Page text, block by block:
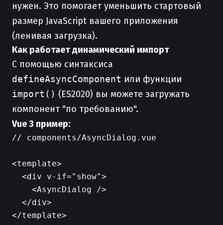
нужен. Это помогает уменьшить стартовый
размер JavaScript вашего приложения
(ленивая загрузка).
Как работает динамический импорт
С помощью синтаксиса
defineAsyncComponent или функции
import() (ES2020) вы можете загружать
компонент "по требованию".
Vue 3 пример:
// components/AsyncDialog.vue
<template>
  <div v-if="show">
    <AsyncDialog />
  </div>
</template>